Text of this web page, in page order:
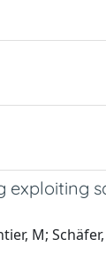
exploiting
M;